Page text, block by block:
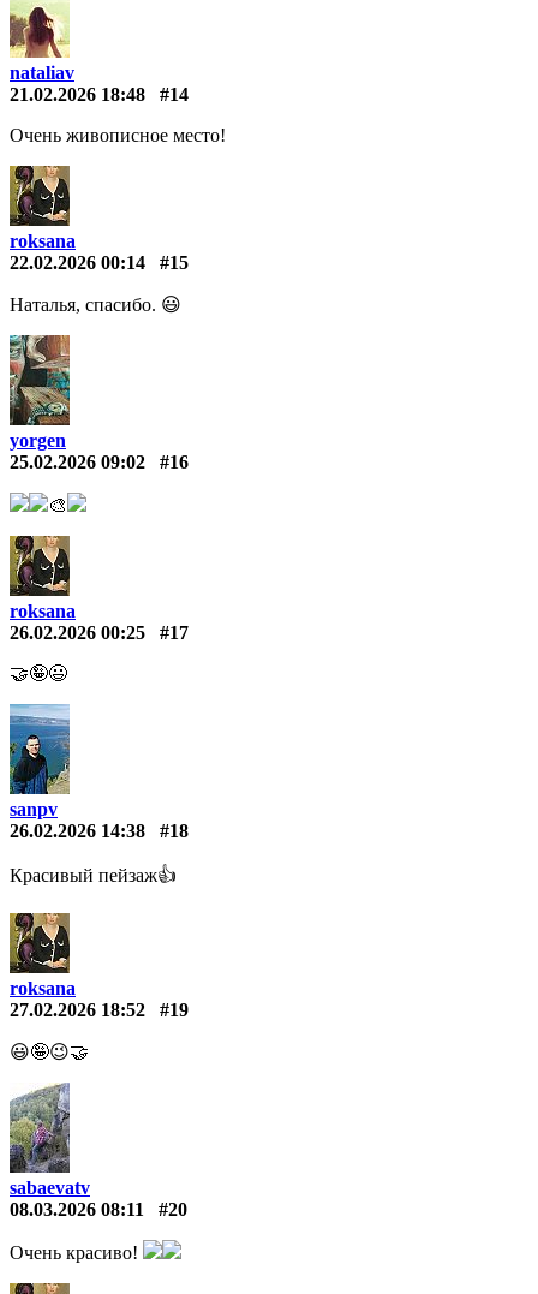
nataliav
21.02.2026 18:48
#14
Очень живописное место!
roksana
22.02.2026 00:14
#15
Наталья, спасибо. 😃
yorgen
25.02.2026 09:02
#16
🎨
roksana
26.02.2026 00:25
#17
🤝🤪😃
sanpv
26.02.2026 14:38
#18
Красивый пейзаж👍
roksana
27.02.2026 18:52
#19
😃🤪😉🤝
sabaevatv
08.03.2026 08:11
#20
Очень красиво!